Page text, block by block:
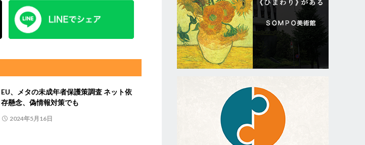
EU、メタの未成年者保護策調査 ネット依
存懸念、偽情報対策でも
2024年5月16日